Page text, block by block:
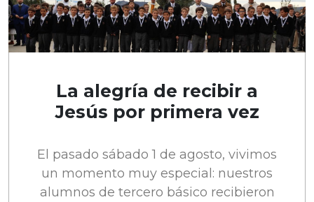
La alegría de recibir a
Jesús por primera vez
El pasado sábado 1 de agosto, vivimos
un momento muy especial: nuestros
alumnos de tercero básico recibieron